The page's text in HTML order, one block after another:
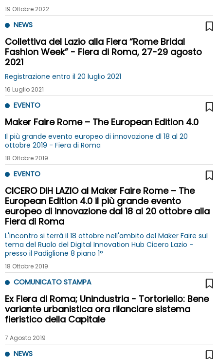
19 Ottobre 2022
NEWS
Collettiva del Lazio alla Fiera “Rome Bridal
Fashion Week” - Fiera di Roma, 27-29 agosto
2021
Registrazione entro il 20 luglio 2021
16 Luglio 2021
EVENTO
Maker Faire Rome – The European Edition 4.0
Il più grande evento europeo di innovazione dl 18 al 20
ottobre 2019 - Fiera di Roma
18 Ottobre 2019
EVENTO
CICERO DIH LAZIO al Maker Faire Rome – The
European Edition 4.0 il più grande evento
europeo di innovazione dal 18 al 20 ottobre alla
Fiera di Roma
L'incontro si terrà il 18 ottobre nell'ambito del Maker Faire sul
tema del Ruolo del Digital Innovation Hub Cicero Lazio -
presso il Padiglione 8 piano 1°
18 Ottobre 2019
COMUNICATO STAMPA
Ex Fiera di Roma; Unindustria - Tortoriello: Bene
variante urbanistica ora rilanciare sistema
fieristico della Capitale
7 Agosto 2019
NEWS